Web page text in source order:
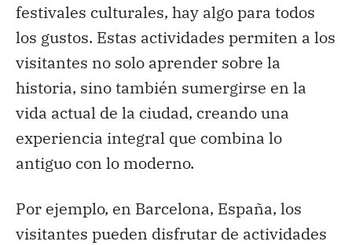
festivales culturales, hay algo para todos
los gustos. Estas actividades permiten a los
visitantes no solo aprender sobre la
historia, sino también sumergirse en la
vida actual de la ciudad, creando una
experiencia integral que combina lo
antiguo con lo moderno.
Por ejemplo, en Barcelona, España, los
visitantes pueden disfrutar de actividades